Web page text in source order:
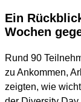
Ein
Wochen
Rund 90
zu Ankommen,
zeigten, wie